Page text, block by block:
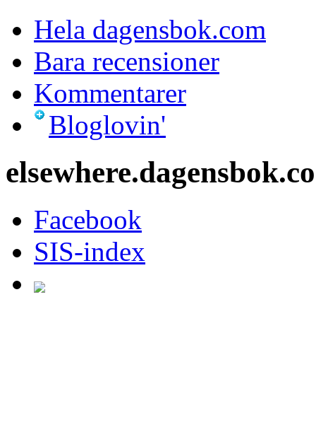
Hela dagensbok.com
Bara recensioner
Kommentarer
Bloglovin'
Facebook
SIS-index